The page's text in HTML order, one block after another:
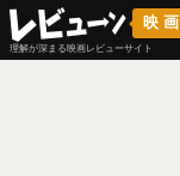
映画
理解が深まる映画レビューサイト